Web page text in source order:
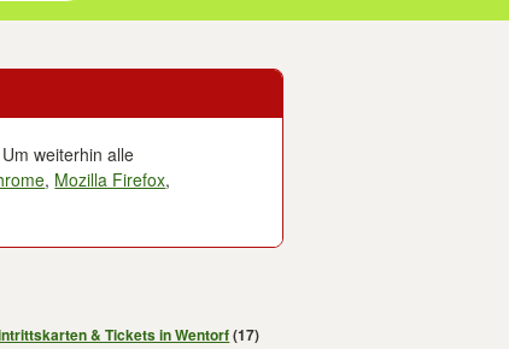
weiterhin alle
, Mozilla Firefox,
& Tickets in Wentorf(17)